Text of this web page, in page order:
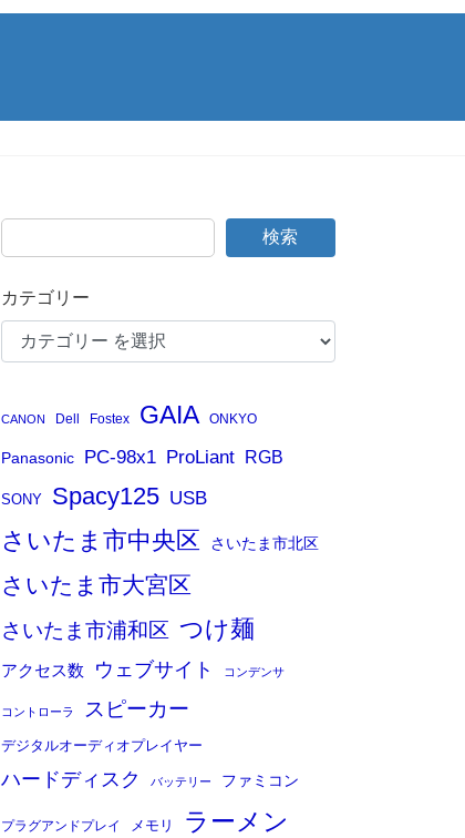
検索
カテゴリー
CANON Dell Fostex GAIA ONKYO
Panasonic PC-98x1 ProLiant RGB
SONY Spacy125 USB
さいたま市中央区 さいたま市北区
さいたま市大宮区
さいたま市浦和区 つけ麺
アクセス数 ウェブサイト コンデンサ
コントローラ スピーカー
デジタルオーディオプレイヤー
ハードディスク バッテリー ファミコン
プラグアンドプレイ メモリ ラーメン